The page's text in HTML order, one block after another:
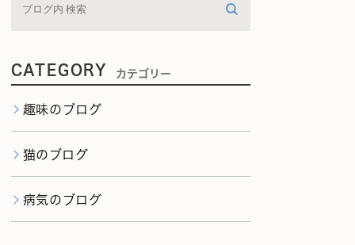
CATEGORY カテゴリー
趣味のブログ
猫のブログ
病気のブログ